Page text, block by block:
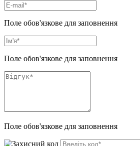
Поле обов'язкове для заповнення
Поле обов'язкове для заповнення
Поле обов'язкове для заповнення